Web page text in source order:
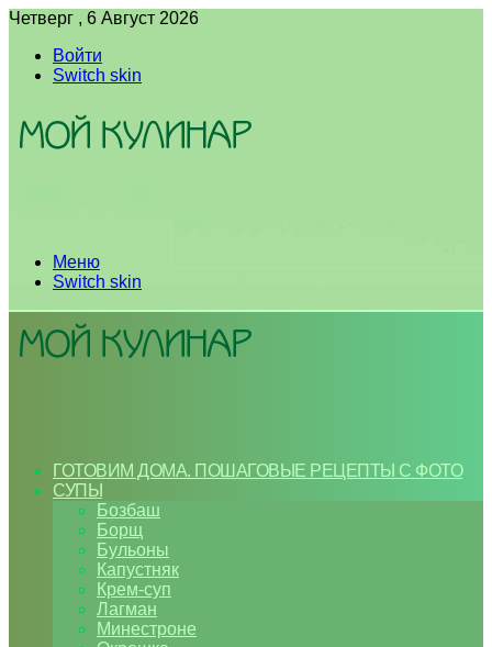
Четверг , 6 Август 2026
Войти
Switch skin
Меню
Switch skin
ГОТОВИМ ДОМА. ПОШАГОВЫЕ РЕЦЕПТЫ С ФОТО
СУПЫ
Бозбаш
Борщ
Бульоны
Капустняк
Крем-суп
Лагман
Минестроне